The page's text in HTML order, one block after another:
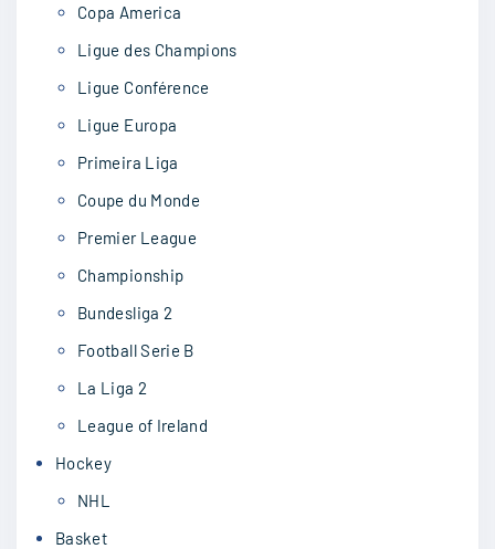
Copa America
Ligue des Champions
Ligue Conférence
Ligue Europa
Primeira Liga
Coupe du Monde
Premier League
Championship
Bundesliga 2
Football Serie B
La Liga 2
League of Ireland
Hockey
NHL
Basket